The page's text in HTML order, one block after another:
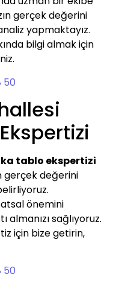
gerçek değerini
yapmaktayız.
bilgi almak için
50
tablo ekspertizi
gerçek değerini
önemini
sağlıyoruz.
için bize getirin,
50